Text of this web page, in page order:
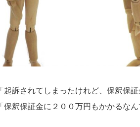
「起訴されてしまったけれど、保釈保
「保釈保証金に２００万円もかかるな